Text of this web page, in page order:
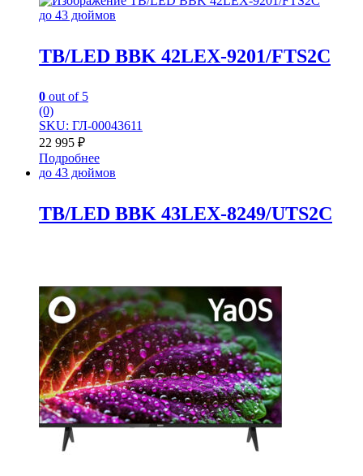
до 43 дюймов
TB/LED BBK 42LEX-9201/FTS2C
0 out of 5
(0)
SKU: ГЛ-00043611
22 995 ₽
Подробнее
до 43 дюймов
TB/LED BBK 43LEX-8249/UTS2C